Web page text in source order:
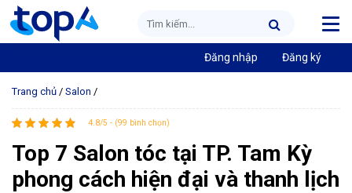
Đăng nhập Đăng ký
Trang chủ / Salon /
4.8/5 - (99 bình chọn)
Top 7 Salon tóc tại TP. Tam Kỳ
phong cách hiện đại và thanh lịch